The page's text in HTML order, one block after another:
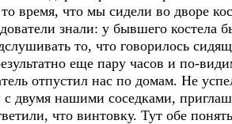
время, что мы сидели во дворе
знали: у бывшего костела
то, что говорилось
еще пару часов и по-
отпустил нас по домам. Не
двумя нашими соседками,
что винтовку. Тут обе